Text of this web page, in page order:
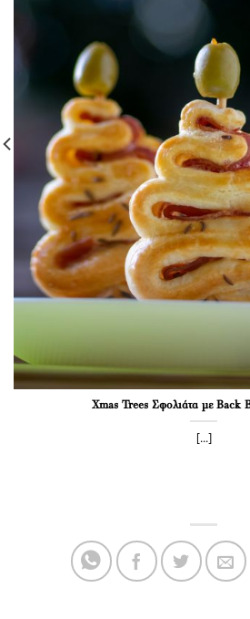
Xmas Trees Σφολιάτα με Back
[...]